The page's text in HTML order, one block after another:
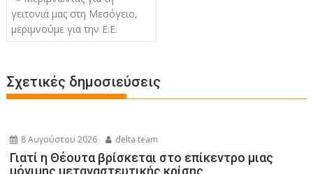
άρθρων
γειτονιά μας στη Μεσόγειο,
μεριμνούμε για την Ε.Ε.
Σχετικές δημοσιεύσεις
8 Αυγούστου 2026 delta team
Γιατί η Θέουτα βρίσκεται στο επίκεντρο μιας
μόνιμης μεταναστευτικής κρίσης